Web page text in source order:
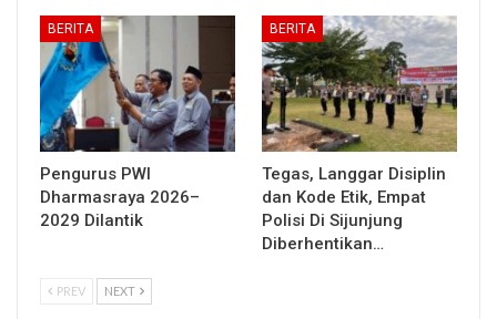
BERITA
Pengurus PWI
Dharmasraya 2026–
2029 Dilantik
BERITA
Tegas, Langgar Disiplin
dan Kode Etik, Empat
Polisi Di Sijunjung
Diberhentikan…
PREV NEXT